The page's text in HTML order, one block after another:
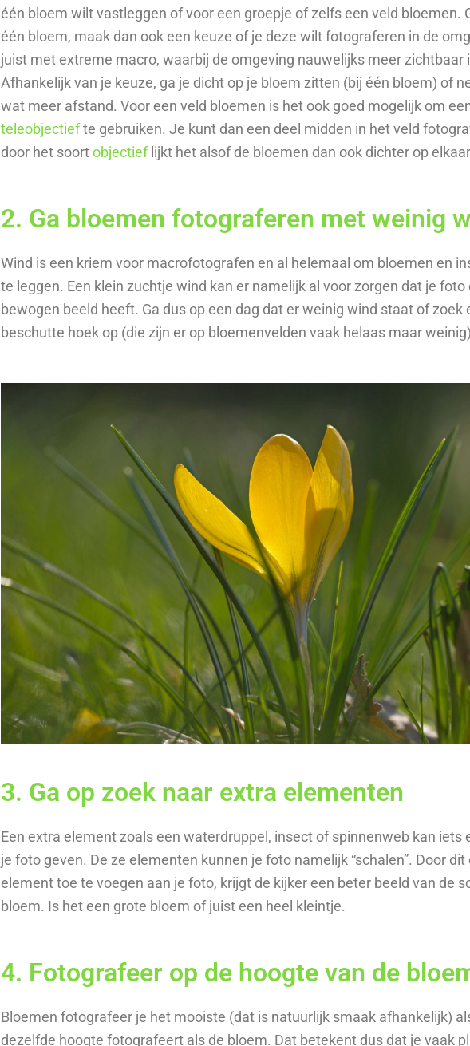
één bloem wilt vastleggen of voor een groepje of zelfs een veld bloemen.
één bloem, maak dan ook een keuze of je deze wilt fotograferen in de
juist met extreme macro, waarbij de omgeving nauwelijks meer zichtbaar
Afhankelijk van je keuze, ga je dicht op je bloem zitten (bij één bloem) of
wat meer afstand. Voor een veld bloemen is het ook goed mogelijk om
teleobjectiefte gebruiken. Je kunt dan een deel midden in het veld
door het soortobjectieflijkt het alsof de bloemen dan ook dichter op
2. Ga bloemen fotograferen met weinig
Wind is een kriem voor macrofotografen en al helemaal om bloemen en
te leggen. Een klein zuchtje wind kan er namelijk al voor zorgen dat je foto
bewogen beeld heeft. Ga dus op een dag dat er weinig wind staat of zoek
beschutte hoek op (die zijn er op bloemenvelden vaak helaas maar
3. Ga op zoek naar extra elementen
Een extra element zoals een waterdruppel, insect of spinnenweb kan iets
je foto geven. De ze elementen kunnen je foto namelijk “schalen”. Door dit
element toe te voegen aan je foto, krijgt de kijker een beter beeld van de
bloem. Is het een grote bloem of juist een heel kleintje.
4. Fotografeer op de hoogte van de
Bloemen fotografeer je het mooiste (dat is natuurlijk smaak afhankelijk)
dezelfde hoogte fotografeert als de bloem. Dat betekent dus dat je vaak